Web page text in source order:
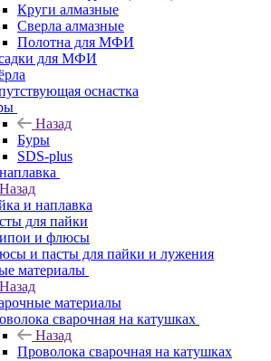
Круги алмазные
Сверла алмазные
Полотна для МФИ
для МФИ
оснастка
Назад
Буры
SDS-plus
Назад
и наплавка
для пайки
и флюсы
и пасты для пайки и лужения
материалы
Назад
материалы
сварочная на катушках
Назад
Проволока сварочная на катушках